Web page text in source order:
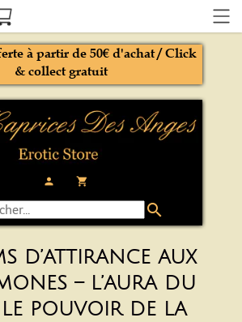
person local_grocery_store
à partir de 50€ d'achat / Click
& collect gratuit
search
D’ATTIRANCE AUX
– L’AURA DU
LE POUVOIR DE LA